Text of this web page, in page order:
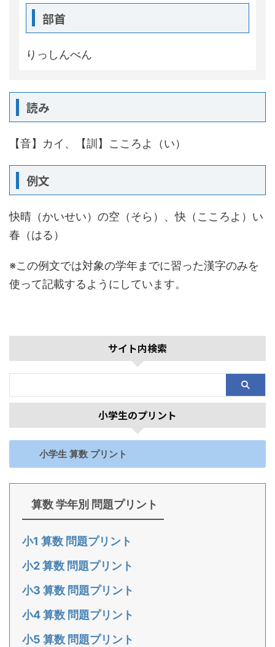
部首
りっしんべん
読み
【音】カイ、【訓】こころよ（い）
例文
快晴（かいせい）の空（そら）、快（こころよ）い
春（はる）
※この例文では対象の学年までに習った漢字のみを
使って記載するようにしています。
サイト内検索
小学生のプリント
小学生 算数 プリント
算数 学年別 問題プリント
小1 算数 問題プリント
小2 算数 問題プリント
小3 算数 問題プリント
小4 算数 問題プリント
小5 算数 問題プリント